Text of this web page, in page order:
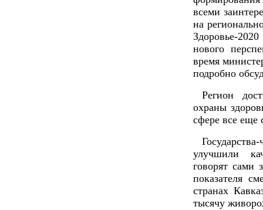
всеми
на
Здоровье-
нового
время
подробно
Регион
охраны
сфере все еще
улучшили
говорят сами
показателя
странах
тысячу